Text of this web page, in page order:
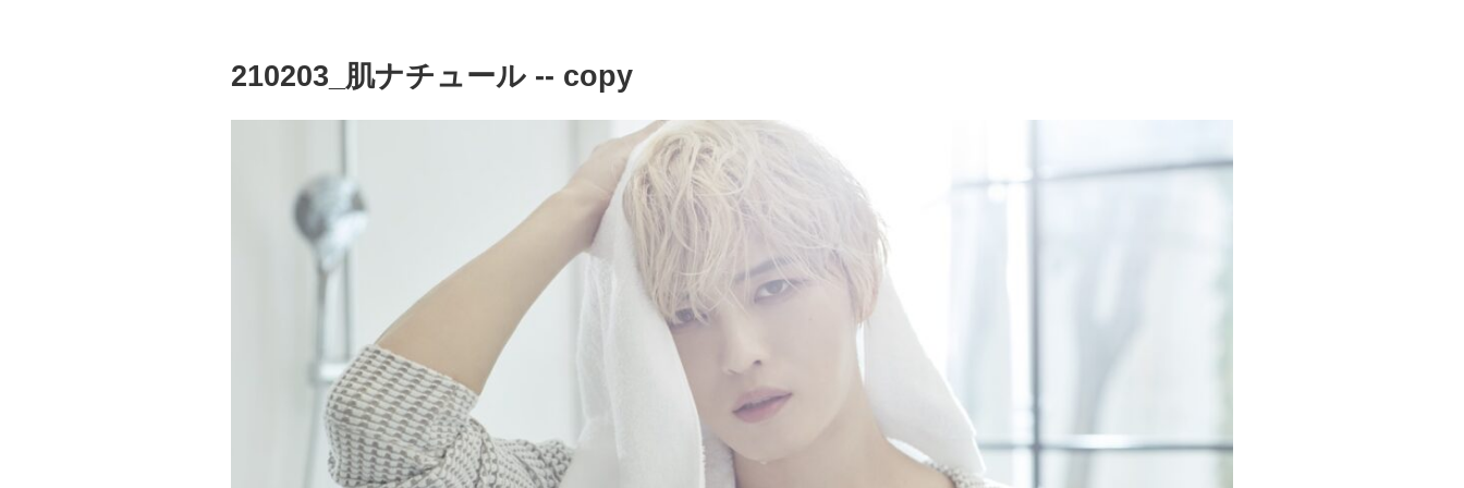
210203_肌ナチュール -- copy